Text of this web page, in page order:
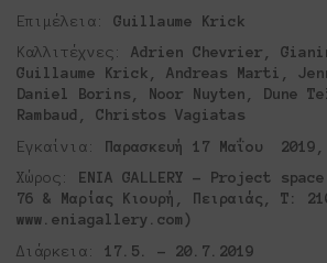
Επιμέλεια: Guillaume Krick
Καλλιτέχνες: Adrien Chevrier,
Guillaume Krick, Andreas Marti,
Daniel Borins , Noor Nuyten, Dune
Rambaud, Christos Vagiatas
Εγκαίνια: Παρασκευή 17 Μαΐου 2019,
Χώρος:
ENIA GALLERY – Project
76 &
Μαρίας Κιουρή , Πειραιάς , Τ:
www.eniagallery.com)
Διάρκεια:
17.5. – 20.7.2019